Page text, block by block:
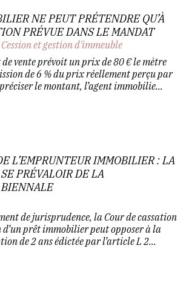
NE PEUT PRÉTENDRE QU’À
PRÉVUE DANS LE MANDAT
Cession et gestion d'immeuble
vente prévoit un prix de 80 € le mètre
de 6 % du prix réellement perçu par
le montant, l’agent immobilie...
L’EMPRUNTEUR IMMOBILIER : LA
PRÉVALOIR DE LA
de jurisprudence, la Cour de cassation
prêt immobilier peut opposer à la
de 2 ans édictée par l’article L 2...